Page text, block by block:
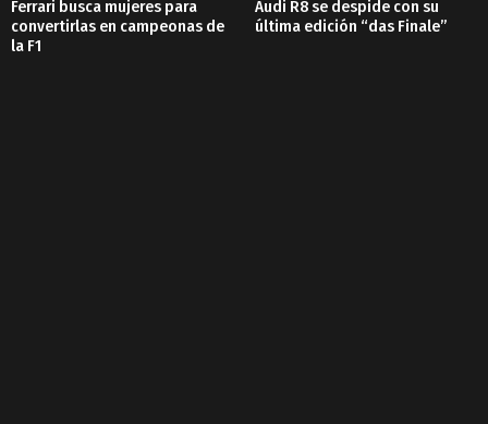
Ferrari busca mujeres para
convertirlas en campeonas de
la F1
Audi R8 se despide con su
última edición “das Finale”